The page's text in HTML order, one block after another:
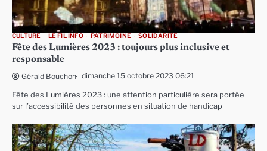
CULTURE LE FIL INFO PATRIMOINE SOLIDARITÉ
Fête des Lumières 2023 : toujours plus inclusive et
responsable
Gérald Bouchon dimanche 15 octobre 2023 06:21
Fête des Lumières 2023 : une attention particulière sera portée
sur l’accessibilité des personnes en situation de handicap